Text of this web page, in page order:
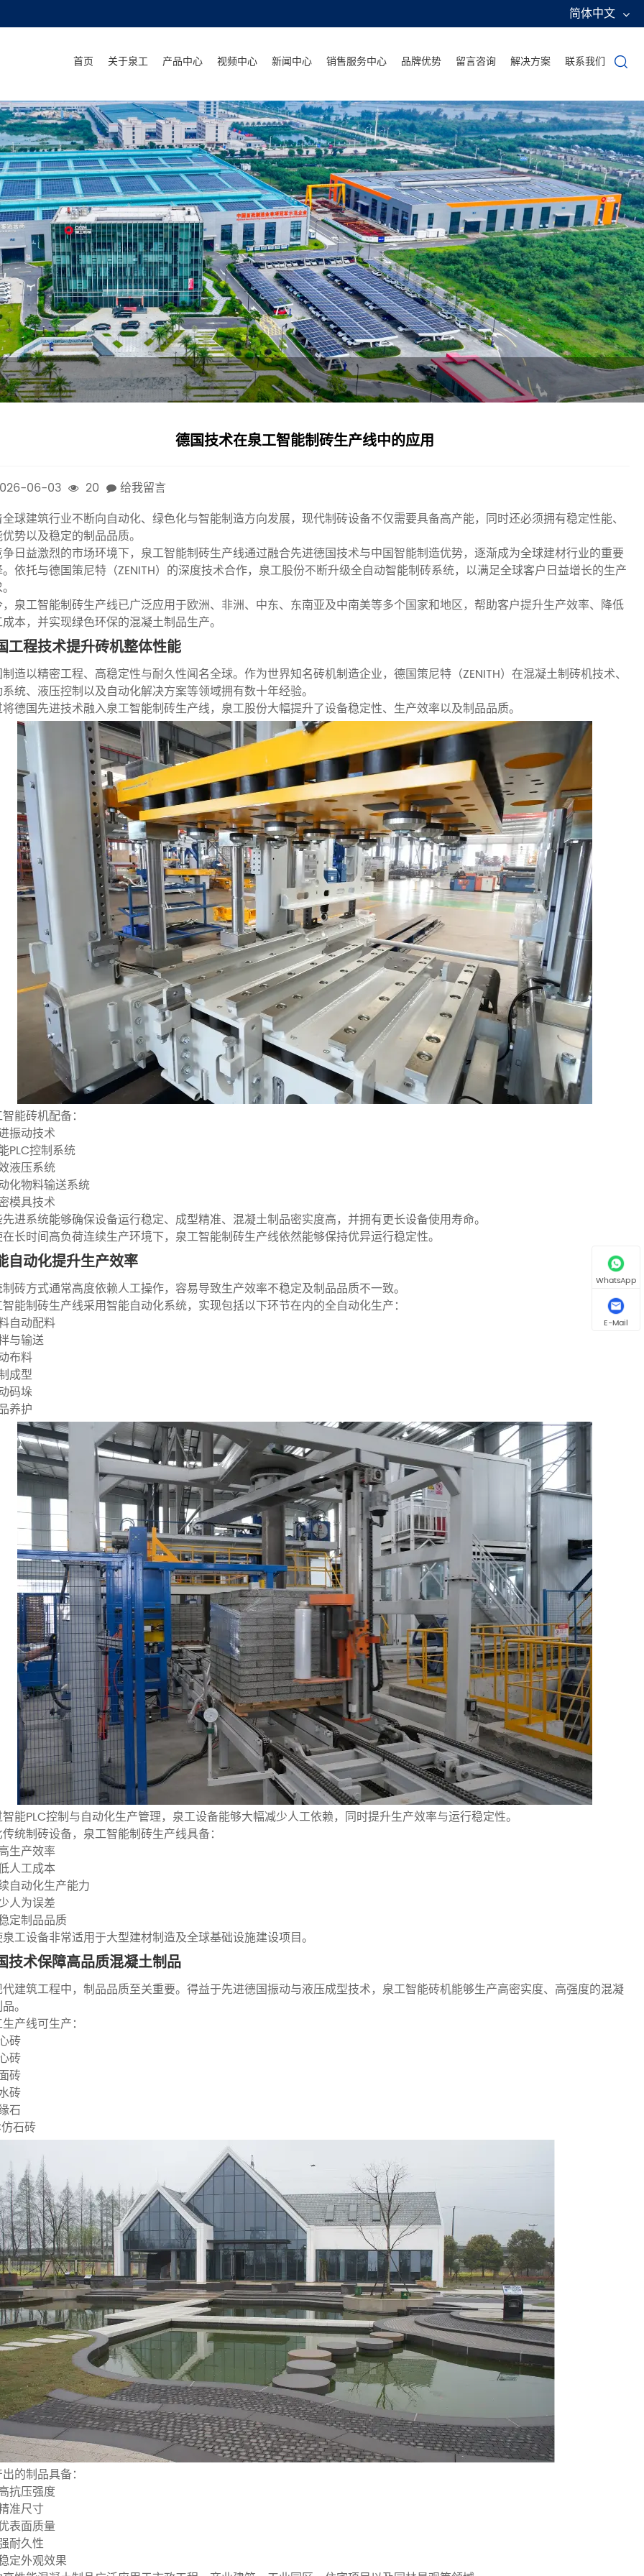
简体中文
首页 关于泉工 产品中心 视频中心 新闻中心 销售服务中心 品牌优势 留言咨询 解决方案 联系我们 
德国技术在泉工智能制砖生产线中的应用
06-03 20
给我留言
球建筑行业不断向自动化、绿色化与智能制造方向发展，现代制砖设备不仅需要具备高产能，同时还必须拥有稳定性能、
势以及稳定的制品品质。
日益激烈的市场环境下，泉工智能制砖生产线通过融合先进德国技术与中国智能制造优势，逐渐成为全球建材行业的重要
依托与德国策尼特（ZENITH）的深度技术合作，泉工股份不断升级全自动智能制砖系统，以满足全球客户日益增长的生产
泉工智能制砖生产线已广泛应用于欧洲、非洲、中东、东南亚及中南美等多个国家和地区，帮助客户提升生产效率、降低
本，并实现绿色环保的混凝土制品生产。
工程技术提升砖机整体性能
造以精密工程、高稳定性与耐久性闻名全球。作为世界知名砖机制造企业，德国策尼特（ZENITH）在混凝土制砖机技术、
统、液压控制以及自动化解决方案等领域拥有数十年经验。
德国先进技术融入泉工智能制砖生产线，泉工股份大幅提升了设备稳定性、生产效率以及制品品质。
能砖机配备：
振动技术
PLC控制系统
液压系统
化物料输送系统
模具技术
进系统能够确保设备运行稳定、成型精准、混凝土制品密实度高，并拥有更长设备使用寿命。
长时间高负荷连续生产环境下，泉工智能制砖生产线依然能够保持优异运行稳定性。
自动化提升生产效率
砖方式通常高度依赖人工操作，容易导致生产效率不稳定及制品品质不一致。
能制砖生产线采用智能自动化系统，实现包括以下环节在内的全自动化生产：
自动配料
与输送
布料
成型
码垛
养护
能PLC控制与自动化生产管理，泉工设备能够大幅减少人工依赖，同时提升生产效率与运行稳定性。
统制砖设备，泉工智能制砖生产线具备：
生产效率
人工成本
自动化生产能力
人为误差
定制品品质
工设备非常适用于大型建材制造及全球基础设施建设项目。
技术保障高品质混凝土制品
建筑工程中，制品品质至关重要。得益于先进德国振动与液压成型技术，泉工智能砖机能够生产高密实度、高强度的混凝
。
产线可生产：
砖
砖
砖
砖
石
仿石砖
的制品具备：
抗压强度
准尺寸
表面质量
耐久性
定外观效果
WhatsApp
E-Mail